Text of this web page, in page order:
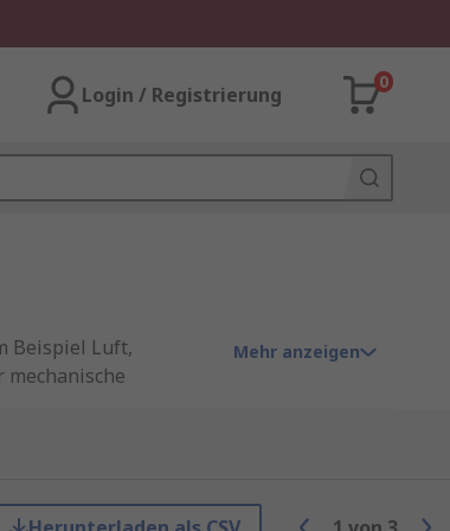
Login / Registrierung
0
Beispiel Luft,
aus dieser Art
Mehr anzeigen